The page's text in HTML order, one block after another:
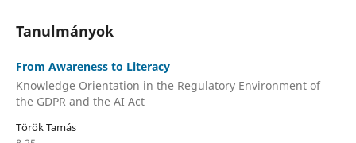
Tanulmányok
From Awareness to Literacy
Knowledge Orientation in the Regulatory Environment of
the GDPR and the AI Act
Török Tamás